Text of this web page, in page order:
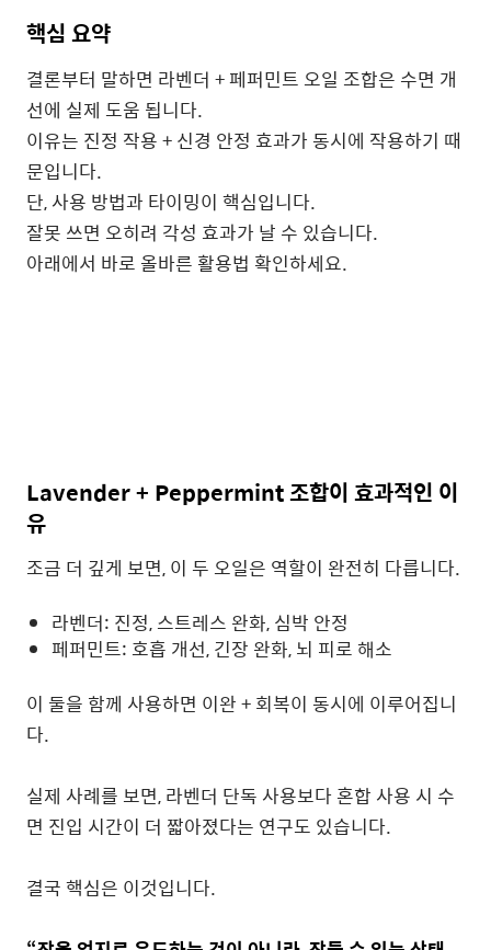
핵심 요약
결론부터 말하면 라벤더 + 페퍼민트 오일 조합은 수면 개
선에 실제 도움 됩니다.
이유는 진정 작용 + 신경 안정 효과가 동시에 작용하기 때
문입니다.
단, 사용 방법과 타이밍이 핵심입니다.
잘못 쓰면 오히려 각성 효과가 날 수 있습니다.
아래에서 바로 올바른 활용법 확인하세요.
Lavender + Peppermint 조합이 효과적인 이
유
조금 더 깊게 보면, 이 두 오일은 역할이 완전히 다릅니다.
라벤더: 진정, 스트레스 완화, 심박 안정
페퍼민트: 호흡 개선, 긴장 완화, 뇌 피로 해소
이 둘을 함께 사용하면 이완 + 회복이 동시에 이루어집니
다.
실제 사례를 보면, 라벤더 단독 사용보다 혼합 사용 시 수
면 진입 시간이 더 짧아졌다는 연구도 있습니다.
결국 핵심은 이것입니다.